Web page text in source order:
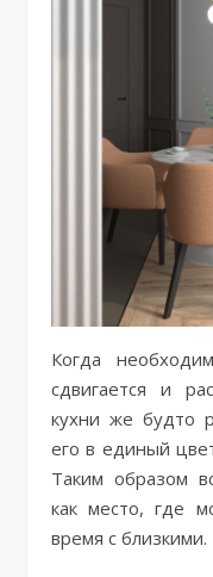
Когда
сдвигается и
кухни же будто
его в единый
Таким образом
как место, где
время с близкими.